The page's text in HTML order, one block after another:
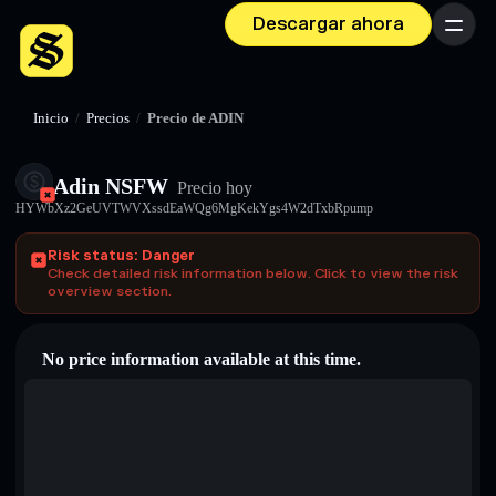
Descargar ahora Menú
Inicio / Precios / Precio de ADIN
Adin NSFW Precio hoy
HYWbXz2GeUVTWVXssdEaWQg6MgKekYgs4W2dTxbRpump
Risk status: Danger
Check detailed risk information below. Click to view the risk
overview section.
No price information available at this time.